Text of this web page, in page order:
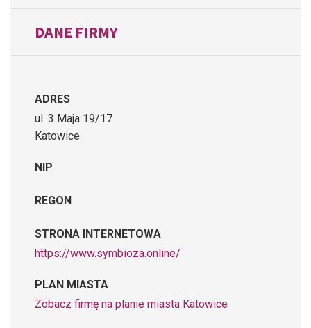
DANE FIRMY
ADRES
ul. 3 Maja 19/17
Katowice
NIP
REGON
STRONA INTERNETOWA
https://www.symbioza.online/
PLAN MIASTA
Zobacz firmę na planie miasta Katowice